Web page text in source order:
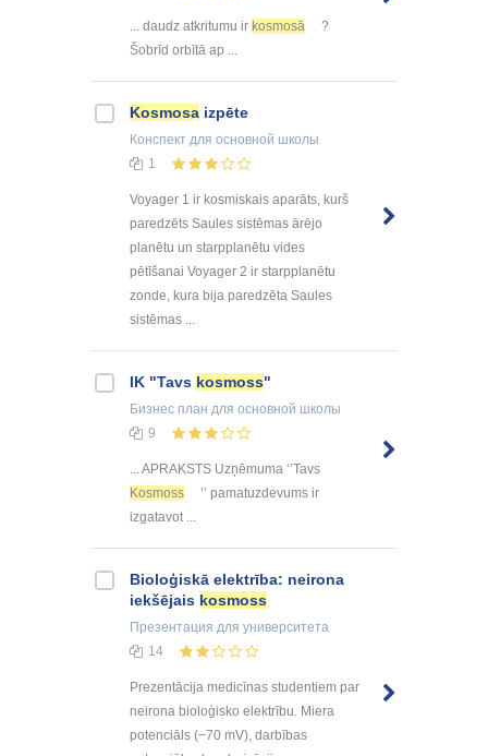
... daudz atkritumu ir kosmosā
?
Šobrīd orbītā ap ...
Kosmosa izpēte
Конспект для основной школы
1
Voyager 1 ir kosmiskais aparāts, kurš
paredzēts Saules sistēmas ārējo
planētu un starpplanētu vides
pētīšanai Voyager 2 ir starpplanētu
zonde, kura bija paredzēta Saules
sistēmas ...
IK "Tavs kosmoss"
Бизнес план для основной школы
9
... APRAKSTS Uzņēmuma ‘’Tavs
Kosmoss
’’ pamatuzdevums ir
izgatavot ...
Bioloģiskā elektrība: neirona
iekšējais kosmoss
Презентация для университета
14
Prezentācija medicīnas studentiem par
neirona bioloģisko elektrību. Miera
potenciāls (−70 mV), darbības